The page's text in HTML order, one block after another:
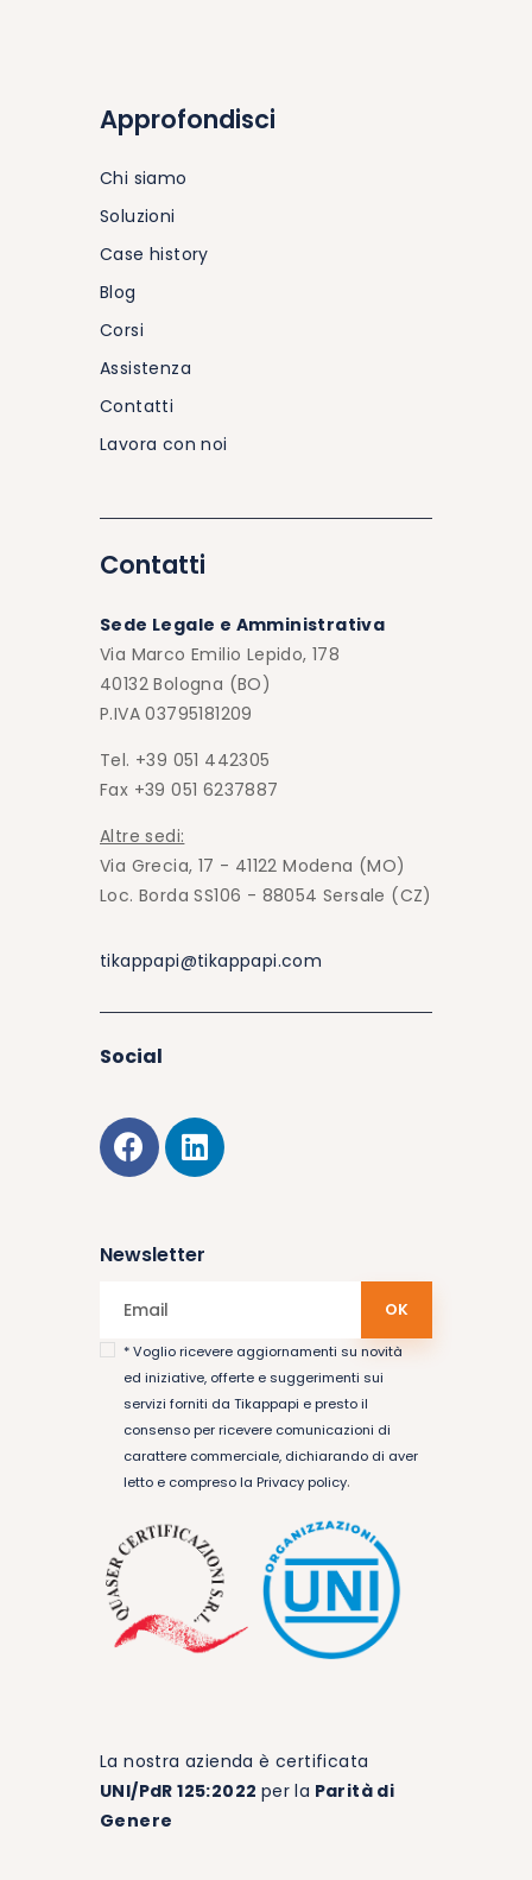
Approfondisci
Chi siamo
Soluzioni
Case history
Blog
Corsi
Assistenza
Contatti
Lavora con noi
Contatti
Sede Legale e Amministrativa
Via Marco Emilio Lepido, 178
40132 Bologna (BO)
P.IVA 03795181209
Tel. +39 051 442305
Fax +39 051 6237887
Altre sedi:
Via Grecia, 17 - 41122 Modena (MO)
Loc. Borda SS106 - 88054 Sersale (CZ)
tikappapi@tikappapi.com
Social
Newsletter
* Voglio ricevere aggiornamenti su novità
ed iniziative, offerte e suggerimenti sui
servizi forniti da Tikappapi e presto il
consenso per ricevere comunicazioni di
carattere commerciale, dichiarando di aver
letto e compreso la Privacy policy.
La nostra azienda è certificata
UNI/PdR 125:2022 per la Parità di
Genere